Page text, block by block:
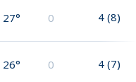
27° 0 4 (8)
26° 0 4 (7)